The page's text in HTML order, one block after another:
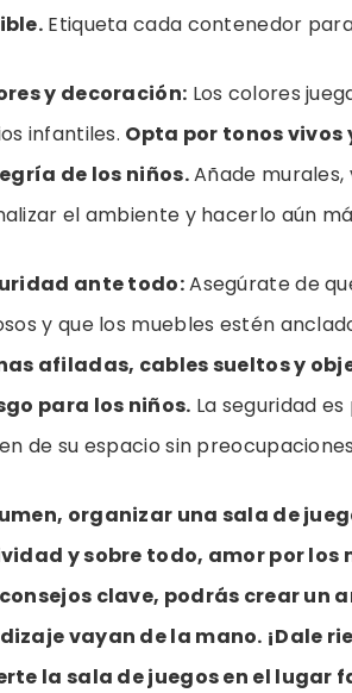
Etiqueta cada contenedor
y decoración: Los colores
infantiles. Opta por tonos
de los niños.Añade murales,
el ambiente y hacerlo aún
ante todo:Asegúrate de
y que los muebles estén
afiladas, cables sueltos y
para los niños. La seguridad
de su espacio sin
organizar una sala de
y sobre todo, amor por los
clave, podrás crear un
vayan de la mano. ¡Dale
la sala de juegos en el lugar